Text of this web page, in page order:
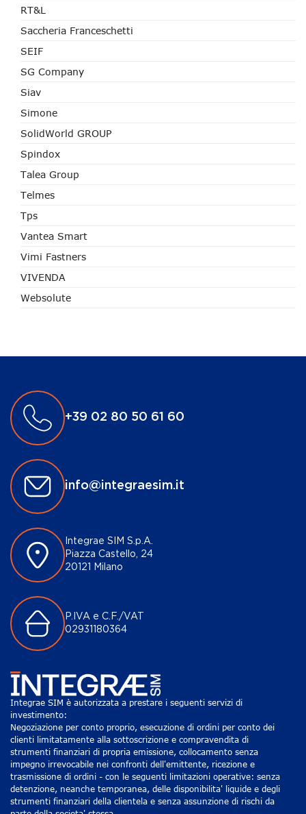
RT&L
Saccheria Franceschetti
SEIF
SG Company
Siav
Simone
SolidWorld GROUP
Spindox
Talea Group
Telmes
Tps
Vantea Smart
Vimi Fastners
VIVENDA
Websolute
+39 02 80 50 61 60
info@integraesim.it
Integrae SIM S.p.A.
Piazza Castello, 24
20121 Milano
P.IVA e C.F./VAT
02931180364
Integrae SIM è autorizzata a prestare i seguenti servizi di
investimento:
Negoziazione per conto proprio, esecuzione di ordini per conto dei
clienti limitatamente alla sottoscrizione e compravendita di
strumenti finanziari di propria emissione, collocamento senza
impegno irrevocabile nei confronti dell'emittente, ricezione e
trasmissione di ordini - con le seguenti limitazioni operative: senza
detenzione, neanche temporanea, delle disponibilita' liquide e degli
strumenti finanziari della clientela e senza assunzione di rischi da